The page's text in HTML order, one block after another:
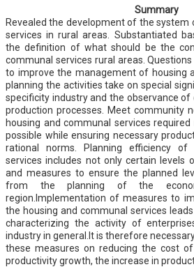
Summary
Revealed the development of the system
services in rural areas. Substantiated
the definition of what should be the
communal services rural areas.
to improve the management of housing
planning the activities take on special
specificity industry and the observance
production processes. Meet community
housing and communal services
possible while ensuring necessary
rational norms. Planning efficiency of
services includes not only certain levels
and measures to ensure the planned
from the planning of the
region.Implementation of measures to
the housing and communal services
characterizing the activity of
industry in general.It is therefore
these measures on reducing the cost
productivity growth, the increase in